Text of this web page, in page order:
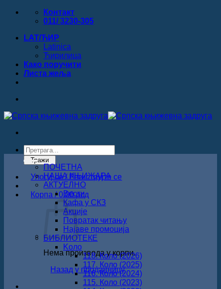
Прескочи
Контакт
011/ 3230-305
LAT/ЋИР
Latinica
Ћирилица
Како поручити
Листa жеља
Products
search
Тражи
Улогуј се / Региструјте се
Корпа /0.00рсд
Нема производа у корпи.
Назад у продавницу
ПОЧЕТНА
НАША КЊИЖАРА
АКТУЕЛНО
Вести
Кафа у СКЗ
Акције
Повратак читању
Најаве промоција
БИБЛИОТЕКЕ
Koло
118. Коло (2026)
117. Коло (2025)
116. Коло (2024)
115. Коло (2023)